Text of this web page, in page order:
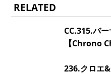
RELATED
CC.315.バ
【Chrono
236.クロエ